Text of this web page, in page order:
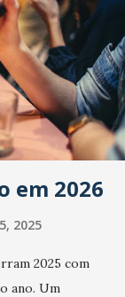
em 2026
2025
2025 com
ano. Um